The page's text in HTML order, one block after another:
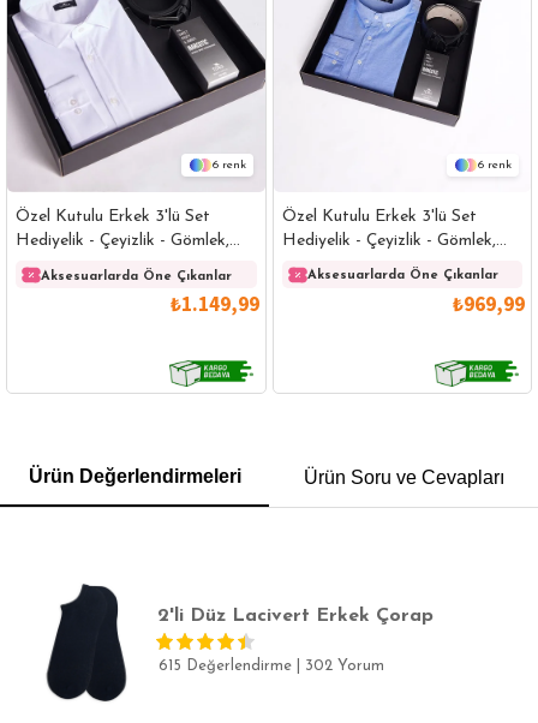
6
Özel Kutulu Erkek 3'lü Set
Hediyelik - Çeyizlik - Gömlek,
Parfüm Ve Kemer Seti
Aksesuarlarda Öne Çıkanlar
₺1.149,99
6
Özel Kutulu Erkek 3'lü Set
Hediyelik - Çeyizlik - Gömlek,
Parfüm Ve Kemer Seti
Aksesuarlarda Öne Çıkanlar
₺969,99
POLO YAKA T-SHIRT KEMER BOXER
Ürün Değerlendirmeleri Ürün Soru ve Cevapları
2'li Düz Lacivert Erkek Çorap
615 Değerlendirme 302 Yorum